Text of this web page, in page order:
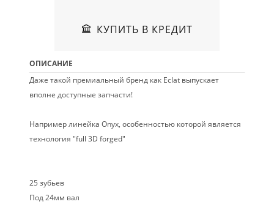
КУПИТЬ В КРЕДИТ
ОПИСАНИЕ
Даже такой премиальный бренд как Eclat выпускает
вполне доступные запчасти!
Например линейка Onyx, особенностью которой является
технология "full 3D forged"
25 зубьев
Под 24мм вал